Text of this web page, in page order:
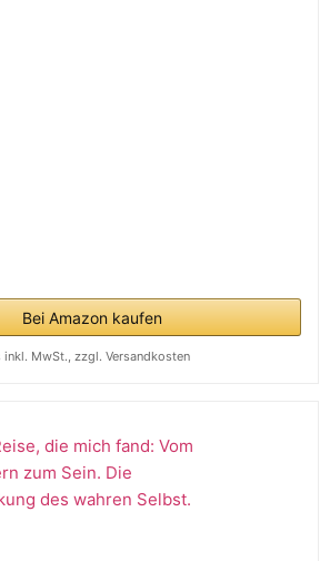
Bei Amazon kaufen
inkl. MwSt., zzgl. Versandkosten